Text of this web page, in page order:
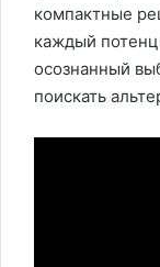
компактные
каждый
осознанный
поискать